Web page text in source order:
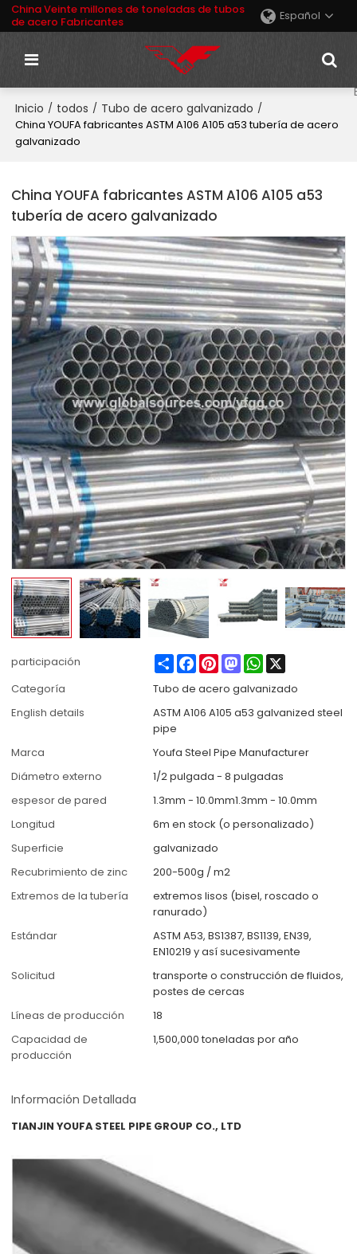
China Veinte millones de toneladas de tubos
de acero Fabricantes
Español
Inicio / todos / Tubo de acero galvanizado /
China YOUFA fabricantes ASTM A106 A105 a53 tubería de acero
galvanizado
China YOUFA fabricantes ASTM A106 A105 a53
tubería de acero galvanizado
participación ShareFacebook
PinterestMastodonWhatsApp
Categoría
Tubo de acero galvanizado
English details
ASTM A106 A105 a53 galvanized steel
pipe
Marca
Youfa Steel Pipe Manufacturer
Diámetro externo
1/2 pulgada - 8 pulgadas
espesor de pared
1.3mm - 10.0mm1.3mm - 10.0mm
Longitud
6m en stock (o personalizado)
Superficie
galvanizado
Recubrimiento de zinc
200-500g / m2
Extremos de la tubería
extremos lisos (bisel, roscado o
ranurado)
Estándar
ASTM A53, BS1387, BS1139, EN39,
EN10219 y así sucesivamente
Solicitud
transporte o construcción de fluidos,
postes de cercas
Líneas de producción
18
Capacidad de
producción
1,500,000 toneladas por año
Información Detallada
TIANJIN YOUFA STEEL PIPE GROUP CO., LTD